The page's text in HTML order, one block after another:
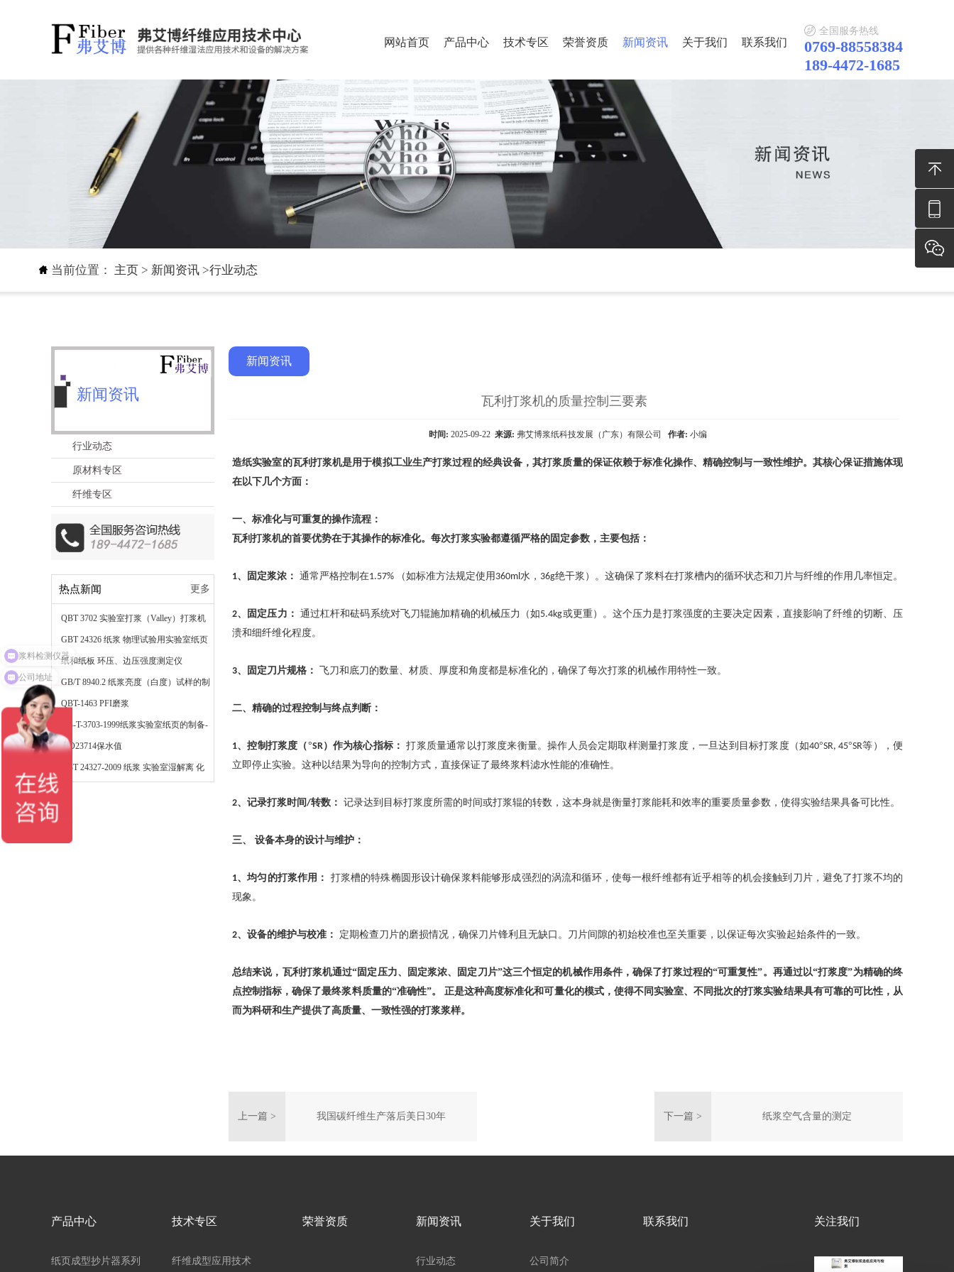
全国服务热线
0769-88558384
189-4472-1685
网站首页 产品中心 技术专区 荣誉资质 新闻资讯 关于我们 联系我们
当前位置： 主页 > 新闻资讯 >行业动态
新闻资讯
行业动态
原材料专区
纤维专区
热点新闻 更多
QBT 3702 实验室打浆（Valley）打浆机
法
GBT 24326 纸浆 物理试验用实验室纸页
的制备 快速凯塞法
纸和纸板 环压、边压强度测定仪
GB/T 8940.2 纸浆亮度（白度）试样的制
备
QBT-1463 PFI磨浆
QB-T-3703-1999纸浆实验室纸页的制备-
常规纸页成型器法
ISO23714保水值
GBT 24327-2009 纸浆 实验室湿解离 化
新闻资讯
瓦利打浆机的质量控制三要素
时间: 2025-09-22 来源: 弗艾博浆纸科技发展（广东）有限公司 作者: 小编
造纸实验室的瓦利打浆机是用于模拟工业生产打浆过程的经典设备，其打浆质量的保证依赖于标准化操作、精确控制与一致性维护。其核心保证措施体现
在以下几个方面：
一、 标准化与可重复的操作流程：
瓦利打浆机的首要优势在于其操作的标准化。每次打浆实验都遵循严格的固定参数，主要包括：
1、 固定浆浓： 通常严格控制在1.57% （如标准方法规定使用 360ml水， 36g绝干浆）。这确保了浆料在打浆槽内的循环状态和刀片与纤维的作用几率恒定。
2、 固定压力： 通过杠杆和砝码系统对飞刀辊施加精确的机械压力（如5.4kg或更重）。这个压力是打浆强度的主要决定因素，直接影响了纤维的切断、压
溃和细纤维化程度。
3、 固定刀片规格： 飞刀和底刀的数量、材质、厚度和角度都是标准化的，确保了每次打浆的机械作用特性一致。
二、 精确的过程控制与终点判断：
1、控制打浆度（°SR）作为核心指标： 打浆质量通常以打浆度来衡量。操作人员会定期取样测量打浆度，一旦达到目标打浆度（如40°SR, 45°SR等），便
立即停止实验。这种以结果为导向的控制方式，直接保证了最终浆料滤水性能的准确性。
2、 记录打浆时间/转数： 记录达到目标打浆度所需的时间或打浆辊的转数，这本身就是衡量打浆能耗和效率的重要质量参数，使得实验结果具备可比性。
三、 设备本身的设计与维护：
1、均匀的打浆作用：
打浆槽的特殊椭圆形设计确保浆料能够形成强烈的涡流和循环，使每一根纤维都有近乎相等的机会接触到刀片，避免了打浆不均的
现象。
2、 设备的维护与校准： 定期检查刀片的磨损情况，确保刀片锋利且无缺口。刀片间隙的初始校准也至关重要，以保证每次实验起始条件的一致。
总结来说，瓦利打浆机通过“固定压力、固定浆浓、固定刀片”这三个恒定的机械作用条件，确保了打浆过程的“可重复性”。再通过以“打浆度”为精确的终
点控制指标，确保了最终浆料质量的“准确性”。 正是这种高度标准化和可量化的模式，使得不同实验室、不同批次的打浆实验结果具有可靠的可比性，从
而为科研和生产提供了高质量、一致性强的打浆浆样。
我国碳纤维生产落后美日30年
上一篇 > 纸浆空气含量的测定
下一篇 >
产品中心
纸页成型抄片器系列
技术专区
纤维成型应用技术
荣誉资质 新闻资讯
行业动态
关于我们
公司简介
联系我们 关注我们
浆料检测仪器
公司地址